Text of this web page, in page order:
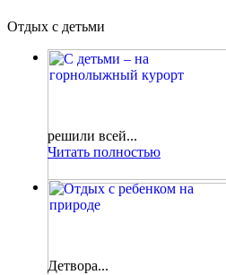
Отдых с детьми
решили всей...
Читать полностью
Детвора...